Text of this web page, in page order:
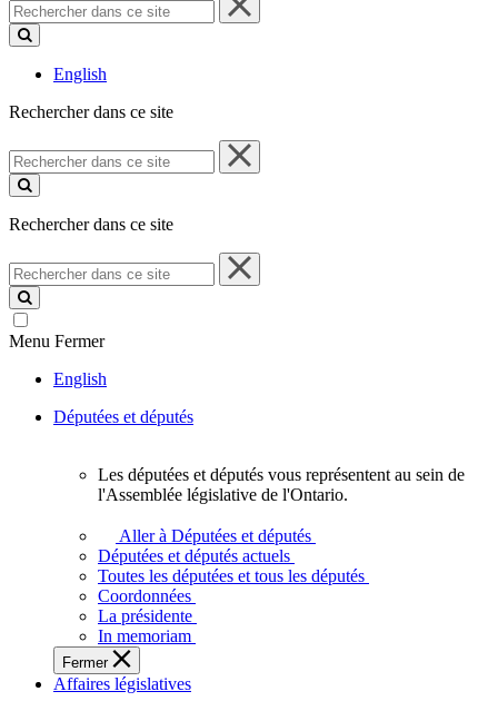
dans
ce
English
Rechercher dans ce site
Rechercher
dans
ce
Rechercher dans ce site
Rechercher
dans
ce
site
Menu Fermer
English
Députées et députés
députés
vous
représentent
sein
de
l'Assemblée
législative
Les députées et députés vous représentent au sein de
l'Assemblée législative de l'Ontario.
Aller à Députées et députés
Députées et députés actuels
Toutes les députées et tous les députés
Coordonnées
La présidente
In memoriam
Fermer
Affaires législatives